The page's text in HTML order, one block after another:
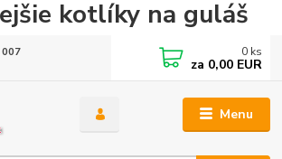
kotlíky na guláš
Menu
0 ks
za 0,00 EUR